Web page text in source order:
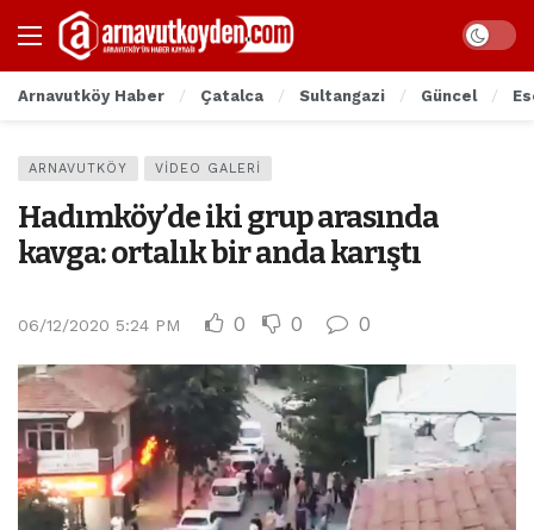
Arnavutköy Haber Çatalca Sultangazi Güncel
ARNAVUTKÖY VIDEO GALERI
Hadımköy’de iki grup arasında
kavga: ortalık bir anda karıştı
06/12/2020 5:24 PM 0 0 0